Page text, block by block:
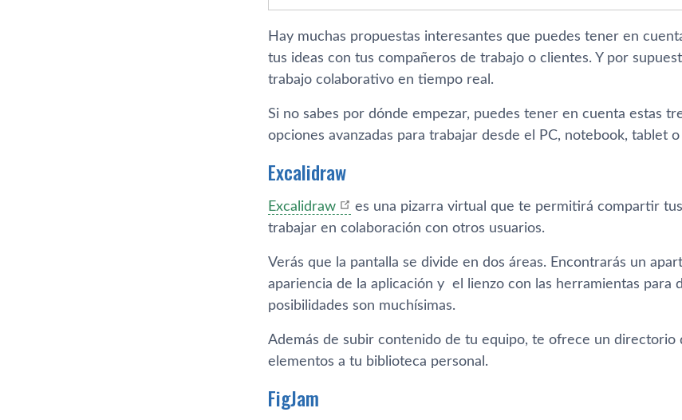
Hay muchas propuestas interesantes que puedes tener en
tus ideas con tus compañeros de trabajo o clientes. Y por
trabajo colaborativo en tiempo real.
Si no sabes por dónde empezar, puedes tener en cuenta estas
opciones avanzadas para trabajar desde el PC, notebook, tablet
Excalidraw
Excalidraw
es una pizarra virtual que te permitirá compartir
trabajar en colaboración con otros usuarios.
Verás que la pantalla se divide en dos áreas. Encontrarás un
apariencia de la aplicación y el lienzo con las herramientas para
posibilidades son muchísimas.
Además de subir contenido de tu equipo, te ofrece un directorio
elementos a tu biblioteca personal.
FigJam